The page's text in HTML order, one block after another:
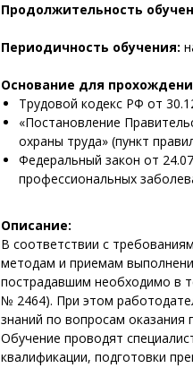
Продолжительность
Периодичность обучения:
Основание для
Трудовой кодекс РФ от
«Постановление
охраны труда» (пункт
Федеральный закон от
профессиональных
Описание:
В соответствии с
методам и приемам
пострадавшим необходимо в
№ 2464). При этом
знаний по вопросам оказания
Обучение проводят
квалификации, подготовки